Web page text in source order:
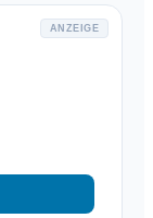
ANZEIGE